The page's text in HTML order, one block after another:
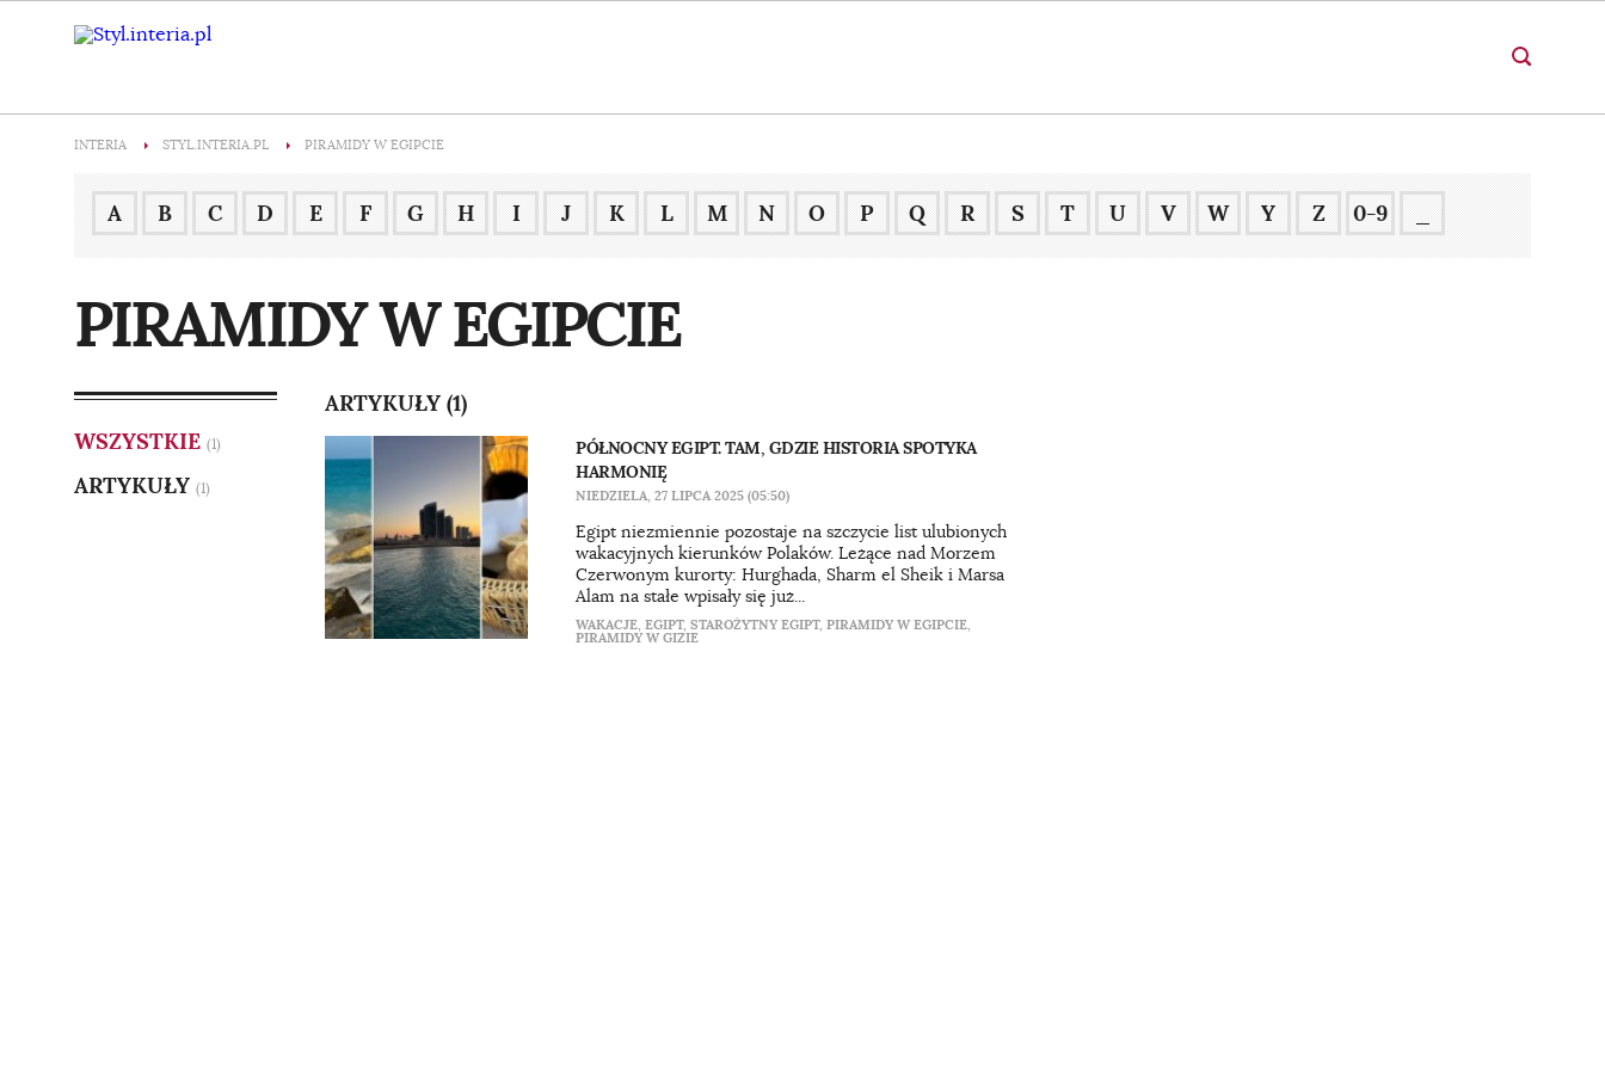
INTERIA STYL.INTERIA.PL PIRAMIDY W EGIPCIE
A B C D E F G H I J K L M N O P Q R S T U V W Y Z 0-9
PIRAMIDY W EGIPCIE
WSZYSTKIE (1)
ARTYKUŁY (1)
ARTYKUŁY (1)
PÓŁNOCNY EGIPT. TAM, GDZIE HISTORIA SPOTYKA
HARMONIĘ
NIEDZIELA, 27 LIPCA 2025 (05:50)
Egipt niezmiennie pozostaje na szczycie list ulubionych
wakacyjnych kierunków Polaków. Leżące nad Morzem
Czerwonym kurorty: Hurghada, Sharm el Sheik i Marsa
Alam na stałe wpisały się już...
WAKACJE, EGIPT, STAROŻYTNY EGIPT, PIRAMIDY W EGIPCIE,
PIRAMIDY W GIZIE